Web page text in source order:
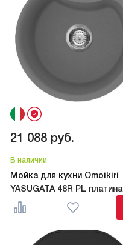
В наличии
Мойка для кухни Omoikiri
YASUGATA 48R PL платина
21 088 руб.